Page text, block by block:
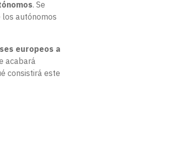
. Se
los autónomos
europeos a
acabará
consistirá este